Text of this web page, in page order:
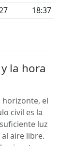
18:37
la hora
horizonte, el
civil es la
luz
aire libre.